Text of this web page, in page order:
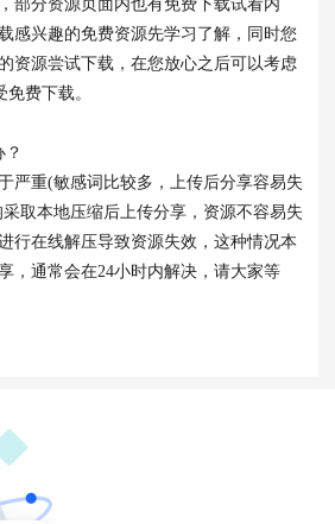
部分资源页面内也有免费下载试看内
感兴趣的免费资源先学习了解，同时您
资源尝试下载，在您放心之后可以考虑
费下载。
严重(敏感词比较多，上传后分享容易失
取本地压缩后上传分享，资源不容易失
行在线解压导致资源失效，这种情况本
，通常会在24小时内解决，请大家等